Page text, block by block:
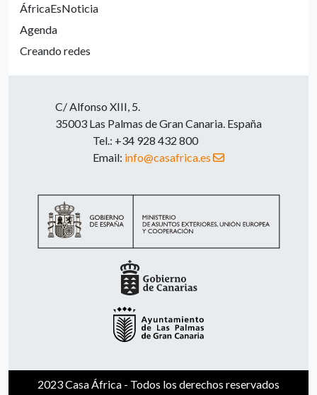
ÁfricaEsNoticia
Agenda
Creando redes
C/ Alfonso XIII, 5.
35003 Las Palmas de Gran Canaria. España
Tel.: +34 928 432 800
Email: info@casafrica.es
2023 Casa África - Todos los derechos reservados